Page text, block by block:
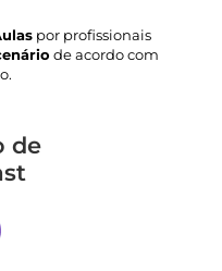
por profissionais
de acordo com
de